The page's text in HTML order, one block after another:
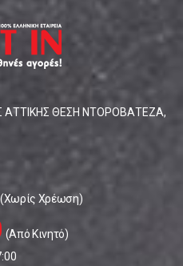
ΘΕΣΗ ΝΤΟΡΟΒΑΤΕΖΑ,
(Χωρίς Χρέωση)
(Από Κινητό)